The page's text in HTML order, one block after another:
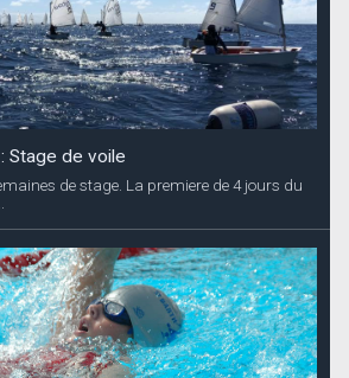
Stage de voile
de stage. La premiere de 4 jours du